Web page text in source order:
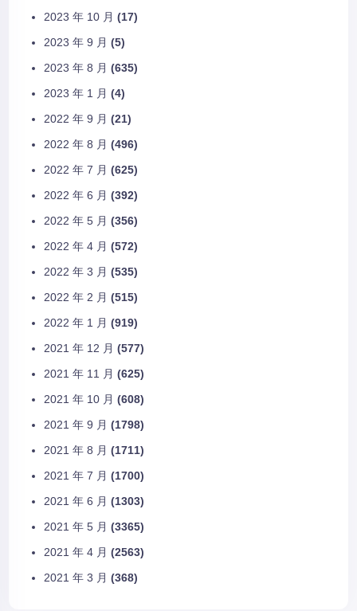
2023 年 10 月 (17)
2023 年 9 月 (5)
2023 年 8 月 (635)
2023 年 1 月 (4)
2022 年 9 月 (21)
2022 年 8 月 (496)
2022 年 7 月 (625)
2022 年 6 月 (392)
2022 年 5 月 (356)
2022 年 4 月 (572)
2022 年 3 月 (535)
2022 年 2 月 (515)
2022 年 1 月 (919)
2021 年 12 月 (577)
2021 年 11 月 (625)
2021 年 10 月 (608)
2021 年 9 月 (1798)
2021 年 8 月 (1711)
2021 年 7 月 (1700)
2021 年 6 月 (1303)
2021 年 5 月 (3365)
2021 年 4 月 (2563)
2021 年 3 月 (368)